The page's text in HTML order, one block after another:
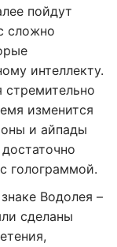
пойдут
сложно
интеллекту.
стремительно
изменится
и айпады
голограммой.
Водолея –
сделаны